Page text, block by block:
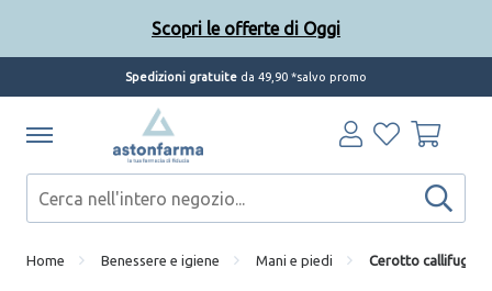
Spedizioni gratuite da 49,90 *salvo promo
Home Benessere e igiene Mani e piedi Cerotto callifugo
Scopri le offerte di Oggi